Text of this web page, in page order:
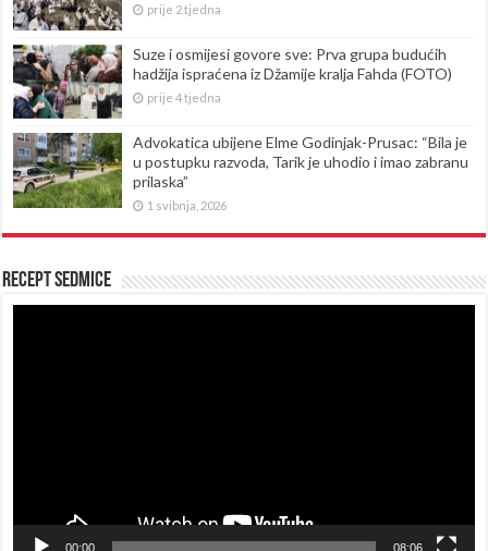
prije 2 tjedna
Suze i osmijesi govore sve: Prva grupa budućih
hadžija ispraćena iz Džamije kralja Fahda (FOTO)
prije 4 tjedna
Advokatica ubijene Elme Godinjak-Prusac: “Bila je
u postupku razvoda, Tarik je uhodio i imao zabranu
prilaska”
1 svibnja, 2026
Recept sedmice
00:00 08:06